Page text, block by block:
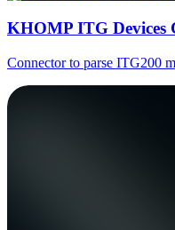
KHOMP ITG Devices
Connector to parse ITG200